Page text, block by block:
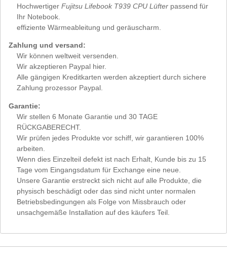
Hochwertiger Fujitsu Lifebook T939 CPU Lüfter passend für
Ihr Notebook.
effiziente Wärmeableitung und geräuscharm.
Zahlung und versand:
Wir können weltweit versenden.
Wir akzeptieren Paypal hier.
Alle gängigen Kreditkarten werden akzeptiert durch sichere
Zahlung prozessor Paypal.
Garantie:
Wir stellen 6 Monate Garantie und 30 TAGE
RÜCKGABERECHT.
Wir prüfen jedes Produkte vor schiff, wir garantieren 100%
arbeiten.
Wenn dies Einzelteil defekt ist nach Erhalt, Kunde bis zu 15
Tage vom Eingangsdatum für Exchange eine neue.
Unsere Garantie erstreckt sich nicht auf alle Produkte, die
physisch beschädigt oder das sind nicht unter normalen
Betriebsbedingungen als Folge von Missbrauch oder
unsachgemäße Installation auf des käufers Teil.